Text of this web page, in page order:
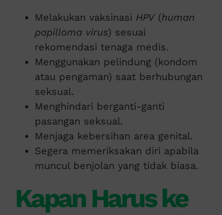
Melakukan vaksinasi HPV(human
papilloma virus) sesuai
rekomendasi tenaga medis.
Menggunakan pelindung (kondom
atau pengaman) saat berhubungan
seksual.
Menghindari berganti-ganti
pasangan seksual.
Menjaga kebersihan area genital.
Segera memeriksakan diri apabila
muncul benjolan yang tidak biasa.
Kapan Harus ke